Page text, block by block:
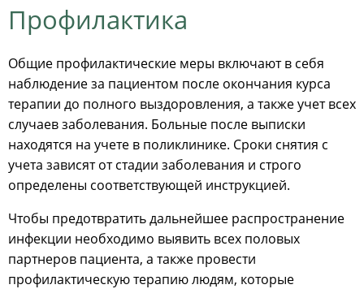
Профилактика
Общие профилактические меры включают в себя
наблюдение за пациентом после окончания курса
терапии до полного выздоровления, а также учет всех
случаев заболевания. Больные после выписки
находятся на учете в поликлинике. Сроки снятия с
учета зависят от стадии заболевания и строго
определены соответствующей инструкцией.
Чтобы предотвратить дальнейшее распространение
инфекции необходимо выявить всех половых
партнеров пациента, а также провести
профилактическую терапию людям, которые